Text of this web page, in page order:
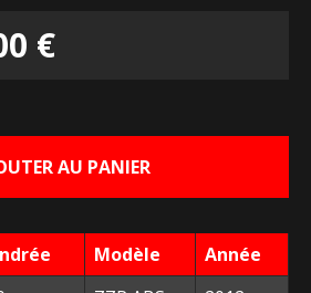
:
€.
€Le
actuel
est :
20,00 €.
AU PANIER
Modèle
Année